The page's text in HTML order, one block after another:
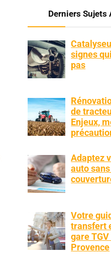
Derniers Sujets
signes
pas
de
Enjeux,
Adaptez
auto
Votre
transfert
gare TGV
Provence